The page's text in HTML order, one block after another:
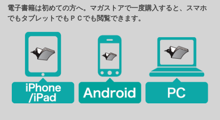
電子書籍は初めての方へ。マガストアで一度購入すると、スマホ
でもタブレットでもＰＣでも閲覧できます。